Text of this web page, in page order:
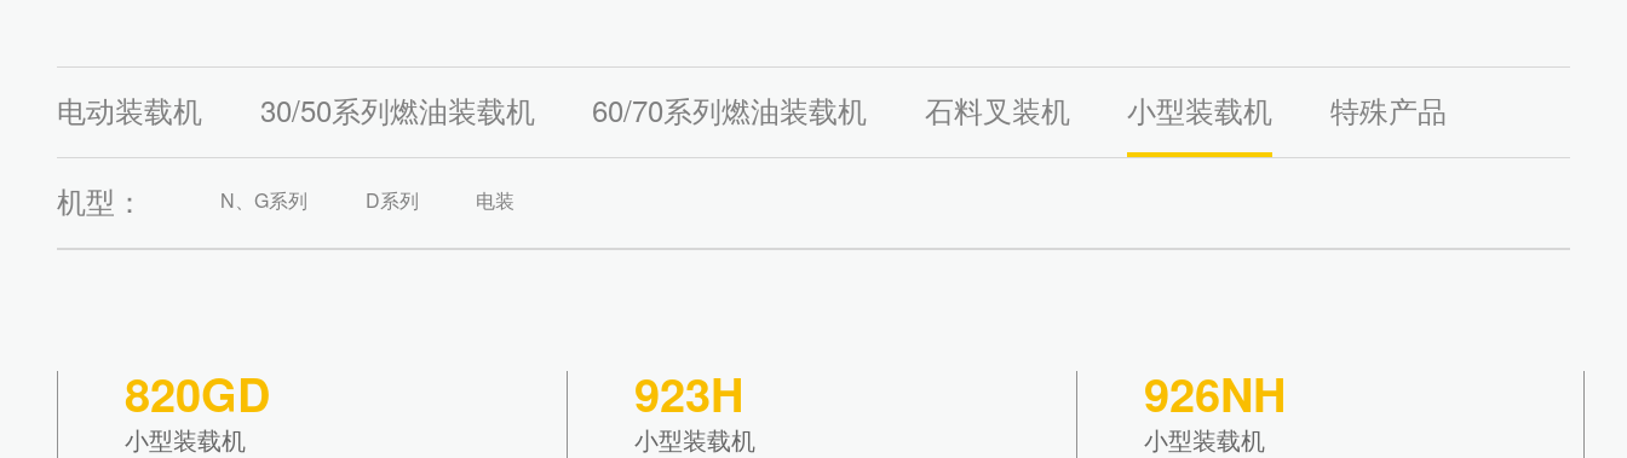
电动装载机 30/50系列燃油装载机 60/70系列燃油装载机 石料叉装机 小型装载机 特殊产品
机型： N、G系列 D系列 电装
820GD
小型装载机
923H
小型装载机
926NH
小型装载机